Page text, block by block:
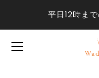
平日12時ま